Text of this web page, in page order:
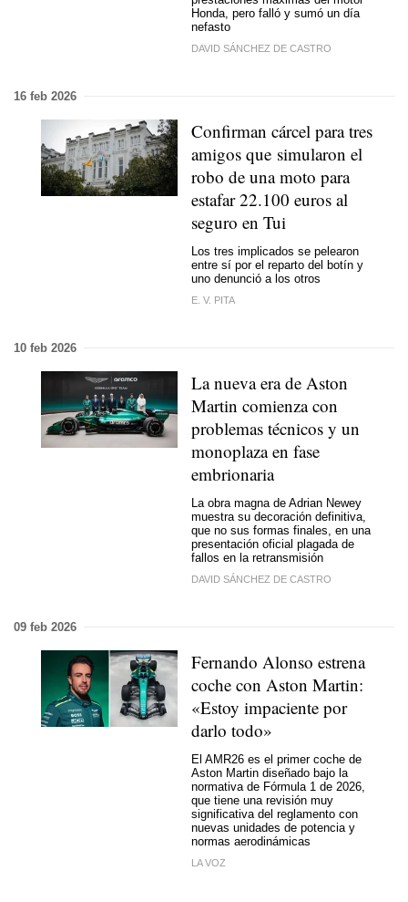
Honda, pero falló y sumó un día
nefasto
DAVID SÁNCHEZ DE CASTRO
16 feb 2026
Confirman cárcel para tres
amigos que simularon el
robo de una moto para
estafar 22.100 euros al
seguro en Tui
Los tres implicados se pelearon
entre sí por el reparto del botín y
uno denunció a los otros
E. V. PITA
10 feb 2026
La nueva era de Aston
Martin comienza con
problemas técnicos y un
monoplaza en fase
embrionaria
La obra magna de Adrian Newey
muestra su decoración definitiva,
que no sus formas finales, en una
presentación oficial plagada de
fallos en la retransmisión
DAVID SÁNCHEZ DE CASTRO
09 feb 2026
Fernando Alonso estrena
coche con Aston Martin:
«Estoy impaciente por
darlo todo»
El AMR26 es el primer coche de
Aston Martin diseñado bajo la
normativa de Fórmula 1 de 2026,
que tiene una revisión muy
significativa del reglamento con
nuevas unidades de potencia y
normas aerodinámicas
LA VOZ